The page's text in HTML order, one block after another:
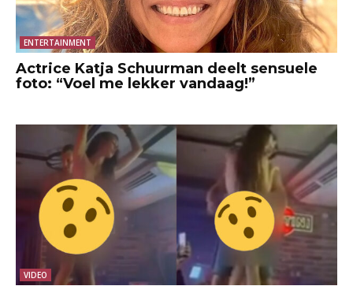
ENTERTAINMENT
Actrice Katja Schuurman deelt sensuele
foto: “Voel me lekker vandaag!”
VIDEO